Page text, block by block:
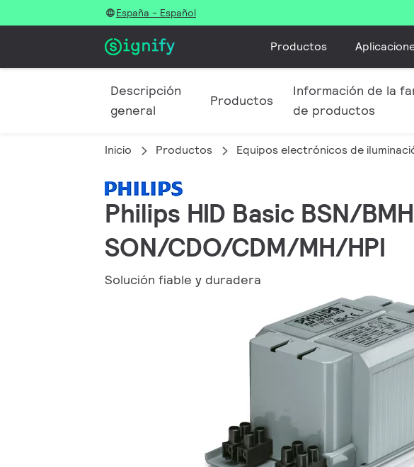
España - Español
Productos
Descripción
general
Productos
Información de la
de productos
Inicio Productos Equipos electrónicos de
Philips HID Basic BSN/
SON/CDO/CDM/MH/HPI
Solución fiable y duradera